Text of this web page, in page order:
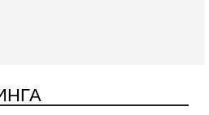
о чём на самом деле